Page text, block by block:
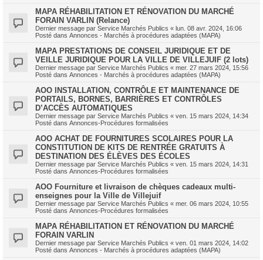
MAPA RÉHABILITATION ET RÉNOVATION DU MARCHÉ
FORAIN VARLIN (Relance)
Dernier message par Service Marchés Publics « lun. 08 avr. 2024, 16:06
Posté dans Annonces - Marchés à procédures adaptées (MAPA)
MAPA PRESTATIONS DE CONSEIL JURIDIQUE ET DE
VEILLE JURIDIQUE POUR LA VILLE DE VILLEJUIF (2 lots)
Dernier message par Service Marchés Publics « mer. 27 mars 2024, 15:56
Posté dans Annonces - Marchés à procédures adaptées (MAPA)
AOO INSTALLATION, CONTRÔLE ET MAINTENANCE DE
PORTAILS, BORNES, BARRIÈRES ET CONTRÔLES
D’ACCÈS AUTOMATIQUES
Dernier message par Service Marchés Publics « ven. 15 mars 2024, 14:34
Posté dans Annonces-Procédures formalisées
AOO ACHAT DE FOURNITURES SCOLAIRES POUR LA
CONSTITUTION DE KITS DE RENTRÉE GRATUITS À
DESTINATION DES ÉLÈVES DES ÉCOLES
Dernier message par Service Marchés Publics « ven. 15 mars 2024, 14:31
Posté dans Annonces-Procédures formalisées
AOO Fourniture et livraison de chèques cadeaux multi-
enseignes pour la Ville de Villejuif
Dernier message par Service Marchés Publics « mer. 06 mars 2024, 10:55
Posté dans Annonces-Procédures formalisées
MAPA RÉHABILITATION ET RÉNOVATION DU MARCHÉ
FORAIN VARLIN
Dernier message par Service Marchés Publics « ven. 01 mars 2024, 14:02
Posté dans Annonces - Marchés à procédures adaptées (MAPA)